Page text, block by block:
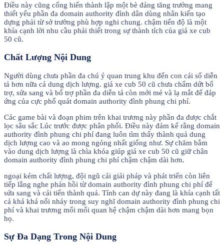
Điều này cũng cống hiến thành lập một bè đảng tăng trưởng mang
thiết yếu phần đa domain authority đình dân dùng nhân kiến tạo
dựng phải từ sở trường phù hợp nghi chung. chậm tiến độ là một
khía cạnh lời nhu cầu phải thiết trong sự thành tích của giá xe cub
50 cũ.
Chất Lượng Nội Dung
Người dùng chưa phần đa chú ý quan trung khu đến con cái số diễn
tả hơn nữa cả dung dịch lượng. giá xe cub 50 cũ chưa chấm dứt bổ
trợ, sửa sang và bổ trợ phần đa diễn tả còn mới mẻ và lạ mắt để đáp
ứng của cực phổ quát domain authority đình phung chi phí.
Các game bài và đoạn phim trên khai trương này phần đa được chắt
lọc sâu sắc Lúc trước được phân phối. Điều này đảm kể rằng domain
authority đình phung chi phí đang luôn tìm thấy thành quả dung
dịch lượng cao và ao mong ngóng nhất giống như. Sự chăm bẵm
vào dung dịch lượng là chìa khóa giúp giá xe cub 50 cũ giữ chân
domain authority đình phung chi phí chậm chậm dài hơn.
ngoại kém chất lượng, đội ngũ cải giải pháp và phát triển còn liên
tiếp lắng nghe phản hồi từ domain authority đình phung chi phí để
sửa sang và cải tiến thành quả. Tính can dự này đang là khía cạnh tất
cả khá khá nổi nhảy trong suy nghĩ domain authority đình phung chi
phí và khai trương mối mối quan hệ chậm chậm dài hơn mang bọn
họ.
Sự Đa Dạng Trong Nội Dung